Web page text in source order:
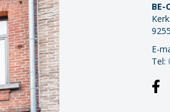
E-
Tel: